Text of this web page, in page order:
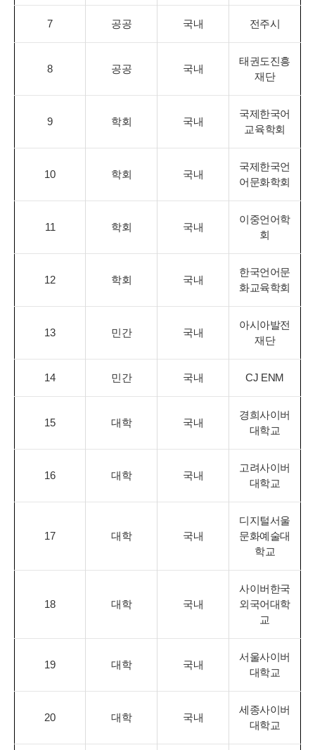
7 공공 국내 전주시
8 공공 국내
태권도진흥
재단
9 학회 국내
국제한국어
교육학회
10 학회 국내
국제한국언
어문화학회
11 학회 국내
이중언어학
회
12 학회 국내
한국언어문
화교육학회
13 민간 국내
아시아발전
재단
14 민간 국내 CJ ENM
15 대학 국내
경희사이버
대학교
16 대학 국내
고려사이버
대학교
17 대학 국내
디지털서울
문화예술대
학교
18 대학 국내
사이버한국
외국어대학
교
19 대학 국내
서울사이버
대학교
20 대학 국내
세종사이버
대학교